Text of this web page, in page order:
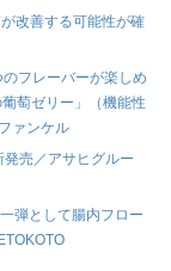
改善する可能性が確
フレーバーが楽しめ
萄ゼリー」（機能性
ァンケル
売／アサヒグルー
弾として腸内フロー